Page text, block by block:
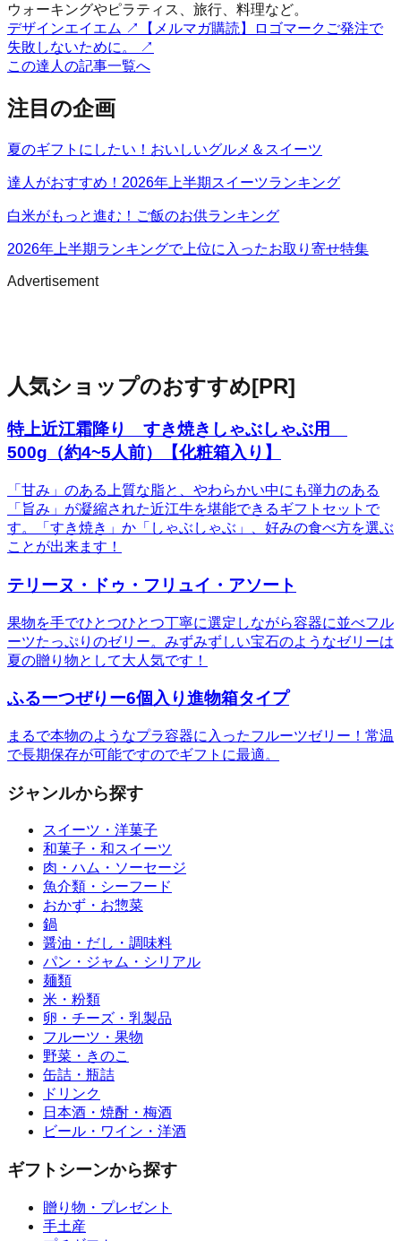
ウォーキングやピラティス、旅行、料理など。
デザインエイエム ↗
【メルマガ購読】ロゴマークご発注で
失敗しないために。
↗
この達人の記事一覧へ
注目の企画
夏のギフトにしたい！おいしいグルメ＆スイーツ
達人がおすすめ！2026年上半期スイーツランキング
白米がもっと進む！ご飯のお供ランキング
2026年上半期ランキングで上位に入ったお取り寄せ特集
Advertisement
人気ショップのおすすめ[PR]
特上近江霜降り すき焼きしゃぶしゃぶ用
500g（約4~5人前）【化粧箱入り】
「甘み」のある上質な脂と、やわらかい中にも弾力のある
「旨み」が凝縮された近江牛を堪能できるギフトセットで
す。「すき焼き」か「しゃぶしゃぶ」、好みの食べ方を選ぶ
ことが出来ます！
テリーヌ・ドゥ・フリュイ・アソート
果物を手でひとつひとつ丁寧に選定しながら容器に並べフル
ーツたっぷりのゼリー。みずみずしい宝石のようなゼリーは
夏の贈り物として大人気です！
ふるーつぜりー6個入り進物箱タイプ
まるで本物のようなプラ容器に入ったフルーツゼリー！常温
で長期保存が可能ですのでギフトに最適。
ジャンルから探す
スイーツ・洋菓子
和菓子・和スイーツ
肉・ハム・ソーセージ
魚介類・シーフード
おかず・お惣菜
鍋
醤油・だし・調味料
パン・ジャム・シリアル
麺類
米・粉類
卵・チーズ・乳製品
フルーツ・果物
野菜・きのこ
缶詰・瓶詰
ドリンク
日本酒・焼酎・梅酒
ビール・ワイン・洋酒
ギフトシーンから探す
贈り物・プレゼント
手土産